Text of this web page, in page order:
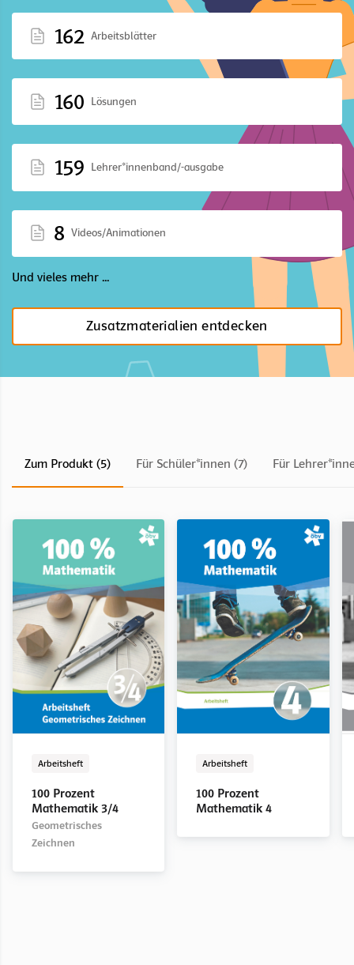
162 Arbeitsblätter
160 Lösungen
159 Lehrer*innenband/-ausgabe
8 Videos/Animationen
Und vieles mehr ...
Zusatzmaterialien entdecken
Zum Produkt (5) Für Schüler*innen (7) Für
Arbeitsheft
100 Prozent
Mathematik 3/4
Geometrisches
Zeichnen
Arbeitsheft
100 Prozent
Mathematik 4
Mathematik 3/4
Geometrisches
Zeichnen
Mathematik 4
Mathematik 4